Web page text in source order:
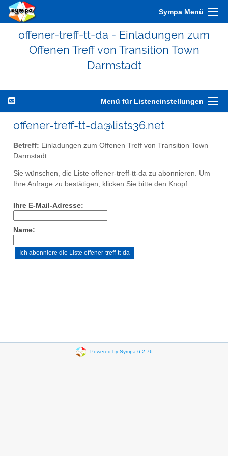
Sympa Menü
offener-treff-tt-da - Einladungen zum
Offenen Treff von Transition Town
Darmstadt
Menü für Listeneinstellungen
offener-treff-tt-da@lists36.net
Betreff: Einladungen zum Offenen Treff von Transition Town
Darmstadt
Sie wünschen, die Liste offener-treff-tt-da zu abonnieren. Um
Ihre Anfrage zu bestätigen, klicken Sie bitte den Knopf:
Ihre E-Mail-Adresse:
Name:
Powered by Sympa 6.2.76